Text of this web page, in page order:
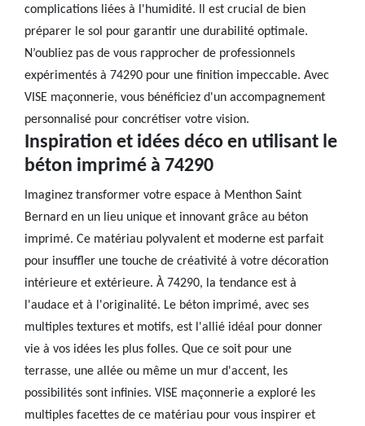
complications liées à l'humidité. Il est crucial de bien
préparer le sol pour garantir une durabilité optimale.
N’oubliez pas de vous rapprocher de professionnels
expérimentés à 74290 pour une finition impeccable. Avec
VISE maçonnerie, vous bénéficiez d'un accompagnement
personnalisé pour concrétiser votre vision.
Inspiration et idées déco en utilisant le
béton imprimé à 74290
Imaginez transformer votre espace à Menthon Saint
Bernard en un lieu unique et innovant grâce au béton
imprimé. Ce matériau polyvalent et moderne est parfait
pour insuffler une touche de créativité à votre décoration
intérieure et extérieure. À 74290, la tendance est à
l'audace et à l'originalité. Le béton imprimé, avec ses
multiples textures et motifs, est l'allié idéal pour donner
vie à vos idées les plus folles. Que ce soit pour une
terrasse, une allée ou même un mur d'accent, les
possibilités sont infinies. VISE maçonnerie a exploré les
multiples facettes de ce matériau pour vous inspirer et